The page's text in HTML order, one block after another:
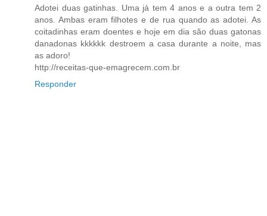
Adotei duas gatinhas. Uma já tem 4 anos e a outra tem 2
anos. Ambas eram filhotes e de rua quando as adotei. As
coitadinhas eram doentes e hoje em dia são duas gatonas
danadonas kkkkkk destroem a casa durante a noite, mas
as adoro!
http://receitas-que-emagrecem.com.br
Responder